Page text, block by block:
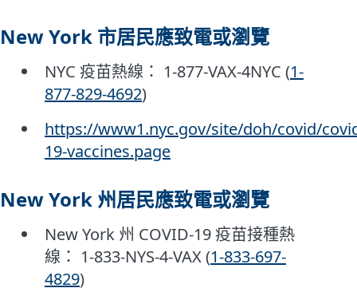
New York 市居民應致電或瀏覽
NYC 疫苗熱線： 1-877-VAX-4NYC (1-
877-829-4692)
https://www1.nyc.gov/site/doh/covid/
19-vaccines.page
New York 州居民應致電或瀏覽
New York 州 COVID-19 疫苗接種熱
線： 1-833-NYS-4-VAX (1-833-697-
4829)